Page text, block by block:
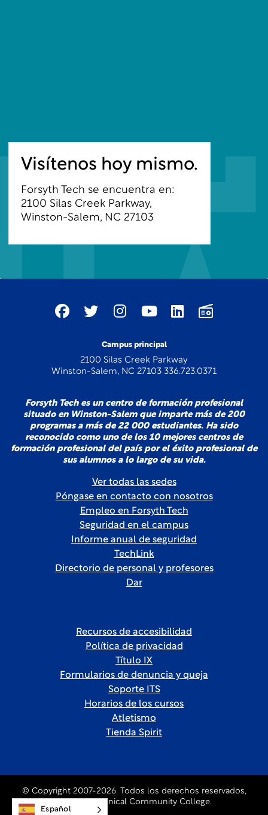
Visítenos hoy mismo.
Forsyth Tech se encuentra en:
2100 Silas Creek Parkway,
Winston-Salem, NC 27103
Campus principal
2100 Silas Creek Parkway
Winston-Salem, NC 27103 336.723.0371
Forsyth Tech es un centro de formación profesional
situado en Winston-Salem que imparte más de 200
programas a más de 22 000 estudiantes. Ha sido
reconocido como uno de los 10 mejores centros de
formación profesional del país por el éxito profesional de
sus alumnos a lo largo de su vida.
Ver todas las sedes
Póngase en contacto con nosotros
Empleo en Forsyth Tech
Seguridad en el campus
Informe anual de seguridad
TechLink
Directorio de personal y profesores
Dar
Recursos de accesibilidad
Política de privacidad
Título IX
Formularios de denuncia y queja
Soporte ITS
Horarios de los cursos
Atletismo
Tienda Spirit
© Copyright 2007-2026. Todos los derechos reservados,
Forsyth Technical Community College.
Español